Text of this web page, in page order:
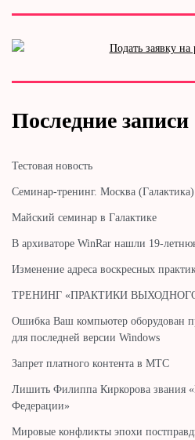
Последние записи
Тестовая новость
Cеминар-тренинг. Москва
Майский семинар в Галактике
В архиваторе WinRar нашли 19-
Изменение адреса воскресных
ТРЕНИНГ «ПРАКТИКИ
Ошибка Ваш компьютер оборудован
для последней версии Windows
Запрет платного контента в МТС
Лишить Филиппа Киркорова звания
Федерации»
Мировые конфликты эпохи